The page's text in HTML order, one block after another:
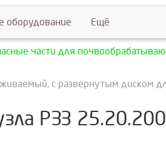
оборудование Ещё
части для
с развернутым диском
РЗЗ 25.20.200